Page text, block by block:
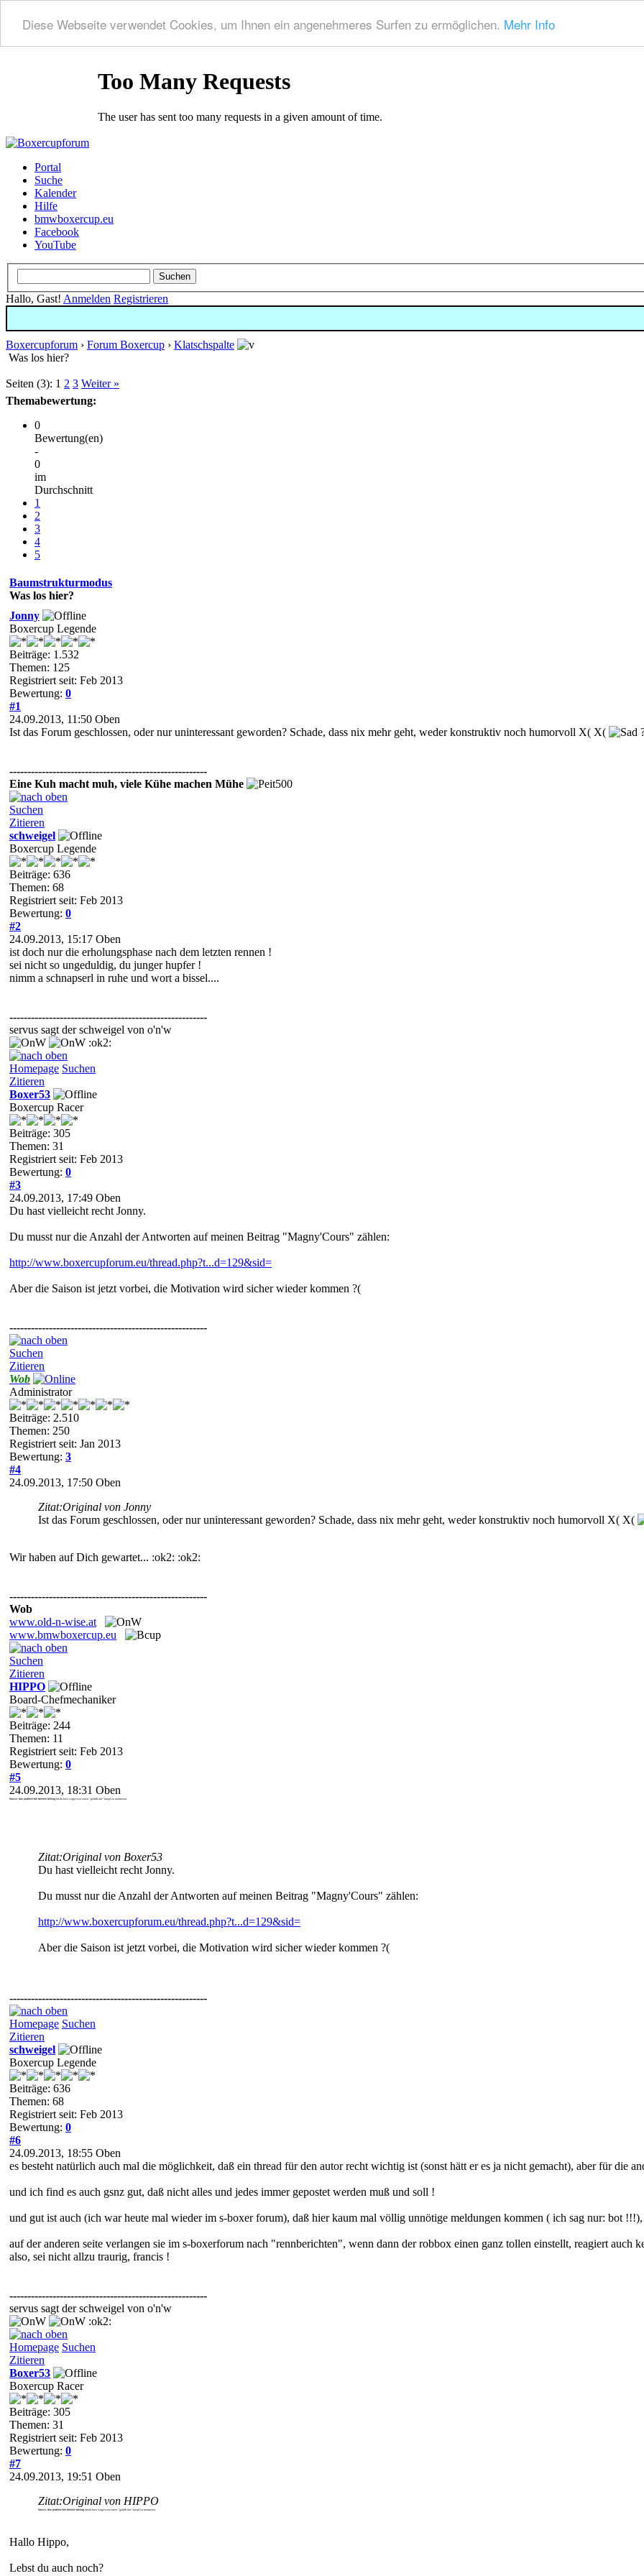
Diese Webseite verwendet Cookies, um Ihnen ein angenehmeres Surfen zu ermöglichen. Mehr Info
Portal
Suche
Kalender
Hilfe
bmwboxercup.eu
Facebook
YouTube
Hallo, Gast! Anmelden Registrieren
Boxercupforum › Forum Boxercup › Klatschspalte
Was los hier?
Seiten (3): 1 2 3 Weiter »
Themabewertung:
0
Bewertung(en)
-
0
im
Durchschnitt
1
2
3
4
5
Baumstrukturmodus
Was los hier?
Jonny
Boxercup Legende
Beiträge: 1.532
Themen: 125
Registriert seit: Feb 2013
Bewertung: 0
#1
24.09.2013, 11:50 Oben
Ist das Forum geschlossen, oder nur uninteressant geworden? Schade, dass nix mehr geht, weder konstruktiv noch humorvoll X( X(
-------------------------------------------------------
Eine Kuh macht muh, viele Kühe machen Mühe
Suchen
Zitieren
schweigel
Boxercup Legende
Beiträge: 636
Themen: 68
Registriert seit: Feb 2013
Bewertung: 0
#2
24.09.2013, 15:17 Oben
ist doch nur die erholungsphase nach dem letzten rennen !
sei nicht so ungeduldig, du junger hupfer !
nimm a schnapserl in ruhe und wort a bissel....
-------------------------------------------------------
servus sagt der schweigel von o'n'w
:ok2:
Homepage Suchen
Zitieren
Boxer53
Boxercup Racer
Beiträge: 305
Themen: 31
Registriert seit: Feb 2013
Bewertung: 0
#3
24.09.2013, 17:49 Oben
Du hast vielleicht recht Jonny.
Du musst nur die Anzahl der Antworten auf meinen Beitrag "Magny'Cours" zählen:
http://www.boxercupforum.eu/thread.php?t...d=129&sid=
Aber die Saison ist jetzt vorbei, die Motivation wird sicher wieder kommen ?(
-------------------------------------------------------
Suchen
Zitieren
Wob
Administrator
Beiträge: 2.510
Themen: 250
Registriert seit: Jan 2013
Bewertung: 3
#4
24.09.2013, 17:50 Oben
Zitat:Original von Jonny
Ist das Forum geschlossen, oder nur uninteressant geworden? Schade, dass nix mehr geht, weder konstruktiv noch humorvoll X( X(
Wir haben auf Dich gewartet... :ok2: :ok2:
-------------------------------------------------------
Wob
www.old-n-wise.at
www.bmwboxercup.eu
Suchen
Zitieren
HIPPO
Board-Chefmechaniker
Beiträge: 244
Themen: 11
Registriert seit: Feb 2013
Bewertung: 0
#5
24.09.2013, 18:31 Oben
francis, das problem bei deinem beitrag ist:du hast vergessen einen "gefällt mir" knopf zu montieren.
Zitat:Original von Boxer53
Du hast vielleicht recht Jonny.
Du musst nur die Anzahl der Antworten auf meinen Beitrag "Magny'Cours" zählen:
http://www.boxercupforum.eu/thread.php?t...d=129&sid=
Aber die Saison ist jetzt vorbei, die Motivation wird sicher wieder kommen ?(
-------------------------------------------------------
Homepage Suchen
Zitieren
schweigel
Boxercup Legende
Beiträge: 636
Themen: 68
Registriert seit: Feb 2013
Bewertung: 0
#6
24.09.2013, 18:55 Oben
es besteht natürlich auch mal die möglichkeit, daß ein thread für den autor recht wichtig ist (sonst hätt er es ja nicht gemacht), aber für die
und ich find es auch gsnz gut, daß nicht alles und jedes immer gepostet werden muß und soll !
und gut ist auch (ich war heute mal wieder im s-boxer forum), daß hier kaum mal völlig unnötige meldungen kommen ( ich sag nur: bot
auf der anderen seite verlangen sie im s-boxerforum nach "rennberichten", wenn dann der robbox einen ganz tollen einstellt, reagiert auch
also, sei nicht allzu traurig, francis !
-------------------------------------------------------
servus sagt der schweigel von o'n'w
:ok2:
Homepage Suchen
Zitieren
Boxer53
Boxercup Racer
Beiträge: 305
Themen: 31
Registriert seit: Feb 2013
Bewertung: 0
#7
24.09.2013, 19:51 Oben
Zitat:Original von HIPPO
francis, das problem bei deinem beitrag ist:du hast vergessen einen "gefällt mir" knopf zu montieren.
Hallo Hippo,
Lebst du auch noch?